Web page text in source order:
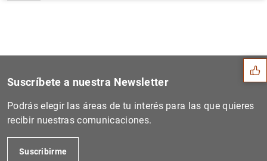
Sugerencias
Suscríbete a nuestra Newsletter
Podrás elegir las áreas de tu interés para las que quieres
recibir nuestras comunicaciones.
Suscribirme